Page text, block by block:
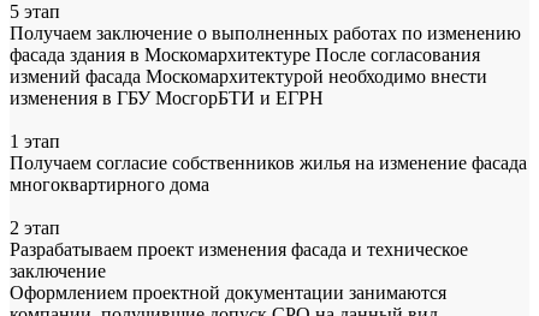
5 этап
Получаем заключение о выполненных работах по изменению
фасада здания в Москомархитектуре После согласования
измений фасада Москомархитектурой необходимо внести
изменения в ГБУ МосгорБТИ и ЕГРН
1 этап
Получаем согласие собственников жилья на изменение фасада
многоквартирного дома
2 этап
Разрабатываем проект изменения фасада и техническое
заключение
Оформлением проектной документации занимаются